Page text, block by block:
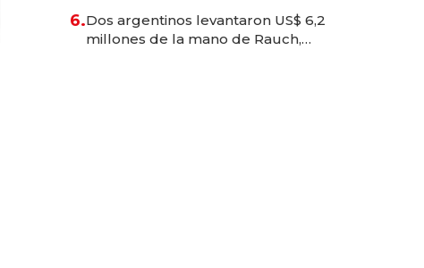
en experiencias transformadoras
6.Dos argentinos levantaron US$ 6,2
millones de la mano de Rauch,